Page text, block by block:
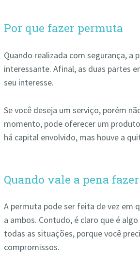
Por que fazer permuta
Quando realizada com segurança, a
interessante. Afinal, as duas partes
seu interesse.
Se você deseja um serviço, porém
momento, pode oferecer um
há capital envolvido, mas houve a
Quando vale a pena
A permuta pode ser feita de vez em
a ambos. Contudo, é claro que é
todas as situações, porque você
compromissos.